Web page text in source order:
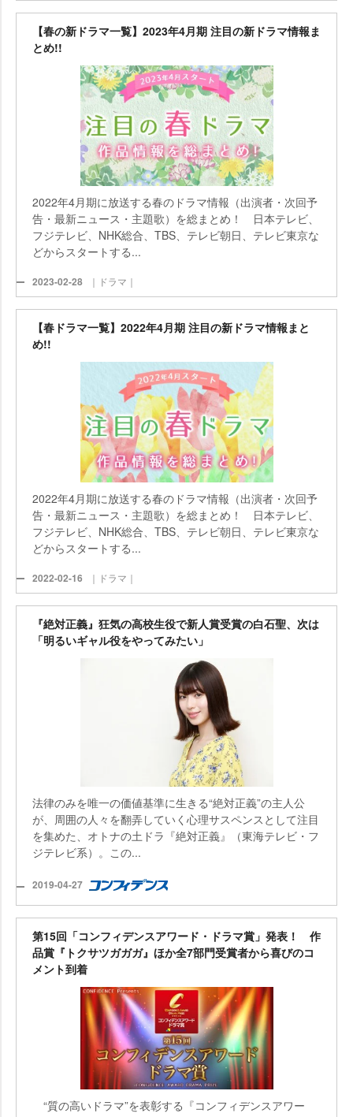
【春の新ドラマ一覧】2023年4月期 注目の新ドラマ情報ま
とめ!!
2022年4月期に放送する春のドラマ情報（出演者・次回予
告・最新ニュース・主題歌）を総まとめ！ 日本テレビ、
フジテレビ、NHK総合、TBS、テレビ朝日、テレビ東京な
どからスタートする...
2023-02-28 ｜ドラマ｜
【春ドラマ一覧】2022年4月期 注目の新ドラマ情報まと
め!!
2022年4月期に放送する春のドラマ情報（出演者・次回予
告・最新ニュース・主題歌）を総まとめ！ 日本テレビ、
フジテレビ、NHK総合、TBS、テレビ朝日、テレビ東京な
どからスタートする...
2022-02-16 ｜ドラマ｜
『絶対正義』狂気の高校生役で新人賞受賞の白石聖、次は
「明るいギャル役をやってみたい」
法律のみを唯一の価値基準に生きる“絶対正義”の主人公
が、周囲の人々を翻弄していく心理サスペンスとして注目
を集めた、オトナの土ドラ『絶対正義』（東海テレビ・フ
ジテレビ系）。この...
2019-04-27
第15回「コンフィデンスアワード・ドラマ賞」発表！ 作
品賞『トクサツガガガ』ほか全7部門受賞者から喜びのコ
メント到着
“質の高いドラマ”を表彰する『コンフィデンスアワー